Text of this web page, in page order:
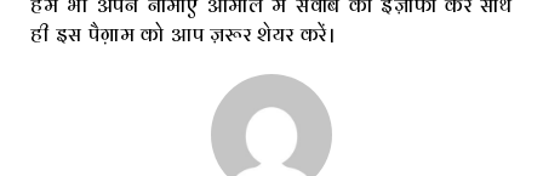
ही इस पैग़ाम को आप ज़रूर शेयर करें।